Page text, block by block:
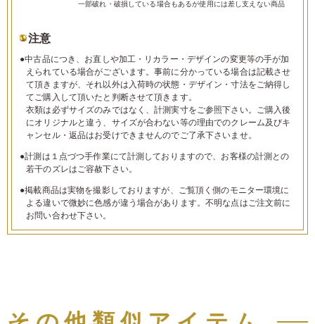
一部破れ・破損している場合もあるが使用には差し支えない商品
注意
●中古品につき、お直しや加工・リカラー・デザインの変更等の手が加
えられている場合がございます。事前に分かっている場合は記載させ
て頂きますが、それ以外は入荷時の状態・デザイン・寸法をご納得し
てご購入して頂いたと判断させて頂きます。
衣類は必ずサイズのみではなく、計測実寸をご参照下さい。ご購入後
にオリジナルと違う、サイズが合わない等の理由でのクレーム及びキ
ャンセル・返品はお受けできませんのでご了承下さいませ。
●計測は１点づつ手作業にて計測しておりますので、お客様の計測との
若干のズレはご容赦下さい。
●掲載商品は実物を撮影しておりますが、ご覧頂く側のモニター環境に
よる違いで微妙に色感が違う場合があります。不明な点はご注文前に
お問い合わせ下さい。